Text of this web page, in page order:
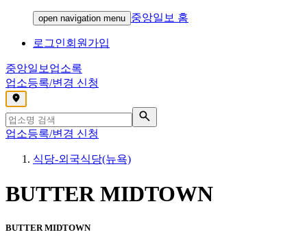
open navigation menu 중앙일보 홈
로그인회원가입
중앙일보 업소록
업소등록/변경 신청
,
업소등록/변경 신청
식당-외국식당(뉴욕)
BUTTER MIDTOWN
BUTTER MIDTOWN